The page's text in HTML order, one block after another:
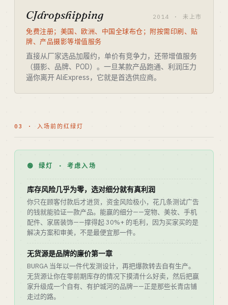
CJdropshipping 2014 · 未上市
免费注册；美国、欧洲、中国全球布仓；附按需印刷、贴
牌、产品摄影等增值服务
直接从厂家选品加履约，单价有竞争力，还带增值服务
（摄影、品牌、POD）。一旦某款产品跑通、利润压力
逼你离开 AliExpress，它就是首选供应商。
03 · 入场前的红绿灯
🟢 绿灯 · 考虑入场
库存风险几乎为零，选对细分就有真利润
你只在顾客付款后才进货，资金风险极小，花几条测试广告
的钱就能验证一款产品。能赢的细分——宠物、美妆、手机
配件、家居装饰——撑得起 30%+ 的毛利，因为买家买的是
解决方案和审美，不是最便宜那一件。
无货源是品牌的廉价第一章
BURGA 当年以一件代发测设计，再把爆款转去自有生产。
无货源让你在零前期库存的情况下摸清什么好卖，然后把赢
家升级成一个自有、有护城河的品牌——正是那些长青店铺
走过的路。